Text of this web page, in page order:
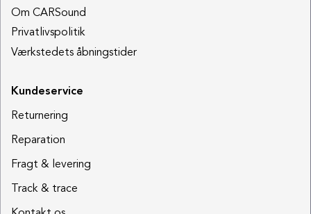
Om CARSound
Privatlivspolitik
Værkstedets åbningstider
Kundeservice
Returnering
Reparation
Fragt & levering
Track & trace